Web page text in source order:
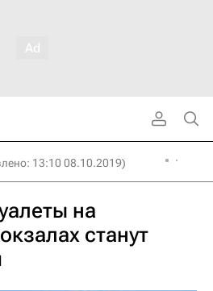
13:10 08.10.2019)
на
станут